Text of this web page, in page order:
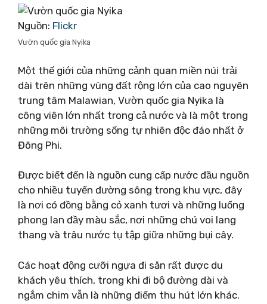
Nguồn: Flickr
Vườn quốc gia Nyika
Một thế giới của những cảnh quan miền núi trải
dài trên những vùng đất rộng lớn của cao nguyên
trung tâm Malawian, Vườn quốc gia Nyika là
công viên lớn nhất trong cả nước và là một trong
những môi trường sống tự nhiên độc đáo nhất ở
Đông Phi.
Được biết đến là nguồn cung cấp nước đầu nguồn
cho nhiều tuyến đường sông trong khu vực, đây
là nơi có đồng bằng cỏ xanh tươi và những luống
phong lan đầy màu sắc, nơi những chú voi lang
thang và trâu nước tụ tập giữa những bụi cây.
Các hoạt động cưỡi ngựa đi săn rất được du
khách yêu thích, trong khi đi bộ đường dài và
ngắm chim vẫn là những điểm thu hút lớn khác.